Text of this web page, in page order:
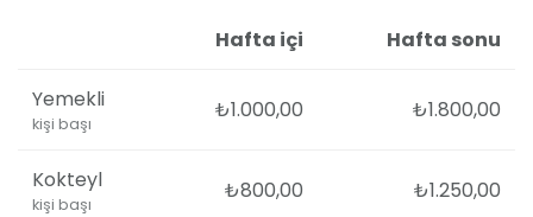
Hafta içi Hafta sonu
Yemekli
kişi başı
₺1.000,00 ₺1.800,00
Kokteyl
kişi başı
₺800,00 ₺1.250,00